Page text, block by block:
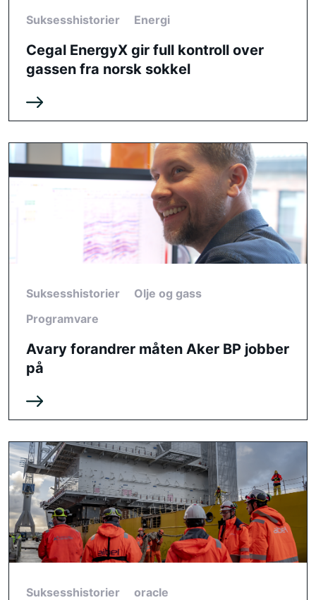
Suksesshistorier Energi
Cegal EnergyX gir full kontroll over
gassen fra norsk sokkel
Suksesshistorier
Olje og gass
Programvare
Avary forandrer måten Aker BP jobber
på
Suksesshistorier oracle